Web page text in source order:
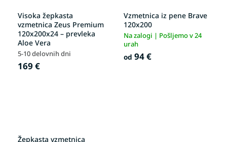
Visoka žepkasta
vzmetnica Zeus Premium
120x200x24 – prevleka
Aloe Vera
5-10 delovnih dni
169 €
Vzmetnica iz pene Brave
120x200
Na zalogi | Pošljemo v 24
urah
od 94 €
Žepkasta vzmetnica